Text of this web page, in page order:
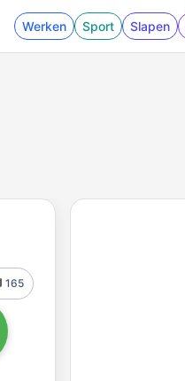
Werken Sport Slapen
165